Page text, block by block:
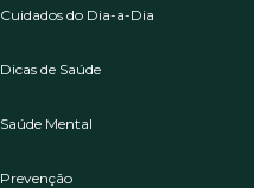
Cuidados do Dia-a-Dia
Dicas de Saúde
Saúde Mental
Prevenção